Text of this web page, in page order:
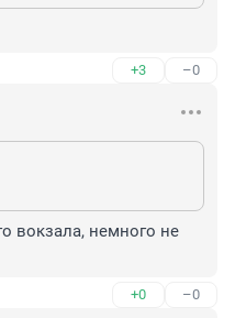
+3 –0
вокзала, немного не
+0 –0